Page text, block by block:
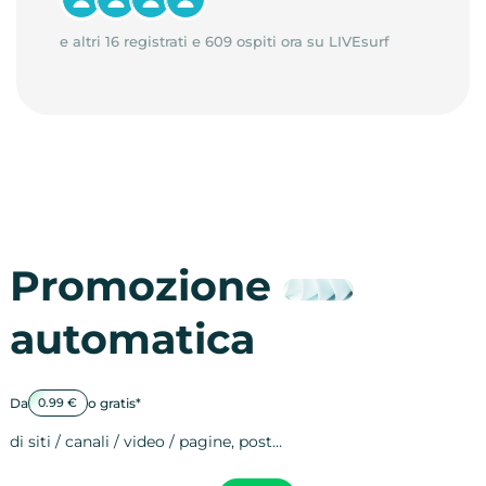
e altri 16 registrati e 609 ospiti ora su LIVEsurf
Promozione
automatica
Da 0.99 € o gratis*
di siti / canali / video / pagine, post…